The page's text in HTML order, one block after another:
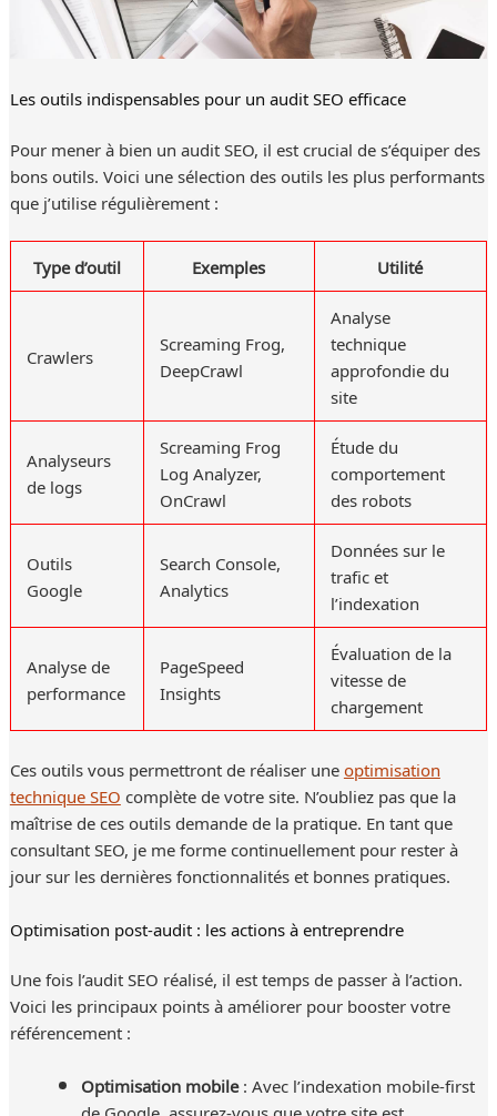
Les outils indispensables pour un audit SEO efficace
Pour mener à bien un audit SEO, il est crucial de s’équiper des
bons outils. Voici une sélection des outils les plus performants
que j’utilise régulièrement :
Type d’outil Exemples Utilité
Crawlers
Screaming Frog,
DeepCrawl
Analyse
technique
approfondie du
site
Analyseurs
de logs
Screaming Frog
Log Analyzer,
OnCrawl
Étude du
comportement
des robots
Outils
Google
Search Console,
Analytics
Données sur le
trafic et
l’indexation
Analyse de
performance
PageSpeed
Insights
Évaluation de la
vitesse de
chargement
Ces outils vous permettront de réaliser uneoptimisation
technique SEOcomplète de votre site. N’oubliez pas que la
maîtrise de ces outils demande de la pratique. En tant que
consultant SEO, je me forme continuellement pour rester à
jour sur les dernières fonctionnalités et bonnes pratiques.
Optimisation post-audit : les actions à entreprendre
Une fois l’audit SEO réalisé, il est temps de passer à l’action.
Voici les principaux points à améliorer pour booster votre
référencement :
Optimisation mobile: Avec l’indexation mobile-first